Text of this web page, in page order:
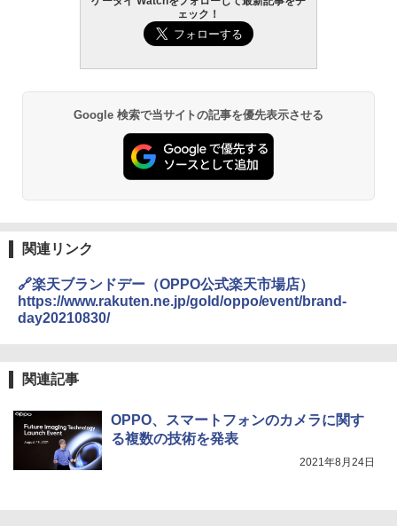
ェック！
Google 検索で当サイトの記事を優先表示させる
関連リンク
🔗楽天ブランドデー（OPPO公式楽天市場店）
https://www.rakuten.ne.jp/gold/oppo/event/brand-
day20210830/
関連記事
OPPO、スマートフォンのカメラに関す
る複数の技術を発表
2021年8月24日